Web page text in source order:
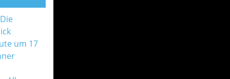
um 17